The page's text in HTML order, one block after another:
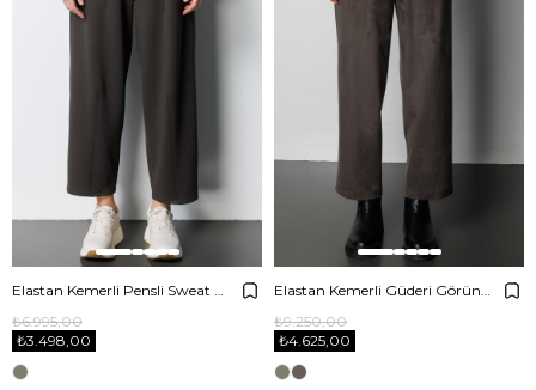
Elastan Kemerli Pensli Sweat Pantolon
₺3.498,00
₺6.995,00
Elastan Kemerli Güderi Görünümlü Pantolon
₺4.625,00
₺9.250,00